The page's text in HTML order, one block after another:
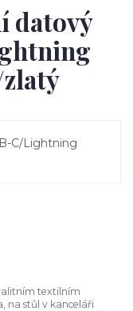
datový
textilním
na stůl v kanceláři